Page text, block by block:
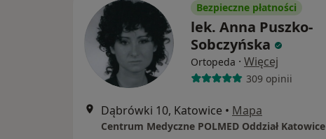
Bezpieczne płatności
lek. Anna Puszko-
Sobczyńska
Ortopeda · Więcej
309 opinii
Dąbrówki 10, Katowice • Mapa
Centrum Medyczne POLMED Oddział Katowice